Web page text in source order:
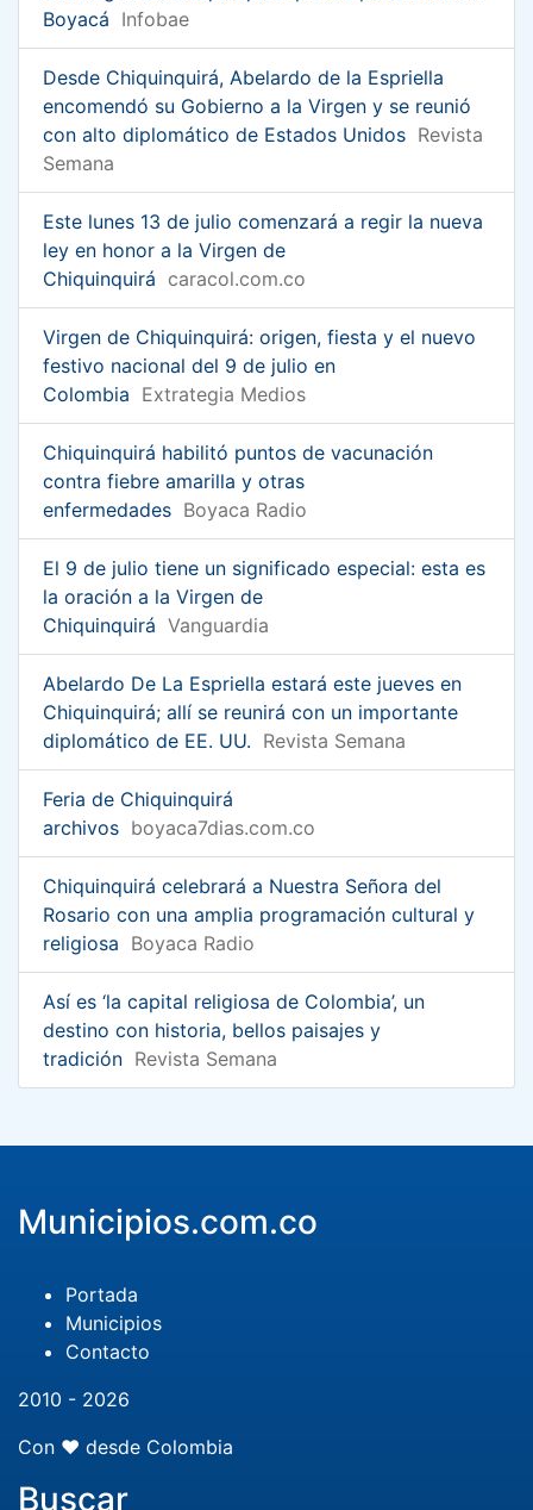
Boyacá Infobae
Desde Chiquinquirá, Abelardo de la Espriella
encomendó su Gobierno a la Virgen y se reunió
con alto diplomático de Estados Unidos Revista
Semana
Este lunes 13 de julio comenzará a regir la nueva
ley en honor a la Virgen de
Chiquinquirá caracol.com.co
Virgen de Chiquinquirá: origen, fiesta y el nuevo
festivo nacional del 9 de julio en
Colombia Extrategia Medios
Chiquinquirá habilitó puntos de vacunación
contra fiebre amarilla y otras
enfermedades Boyaca Radio
El 9 de julio tiene un significado especial: esta es
la oración a la Virgen de
Chiquinquirá Vanguardia
Abelardo De La Espriella estará este jueves en
Chiquinquirá; allí se reunirá con un importante
diplomático de EE. UU. Revista Semana
Feria de Chiquinquirá
archivos boyaca7dias.com.co
Chiquinquirá celebrará a Nuestra Señora del
Rosario con una amplia programación cultural y
religiosa Boyaca Radio
Así es ‘la capital religiosa de Colombia’, un
destino con historia, bellos paisajes y
tradición Revista Semana
Municipios.com.co
Portada
Municipios
Contacto
2010 - 2026
Con ❤️ desde Colombia
Buscar